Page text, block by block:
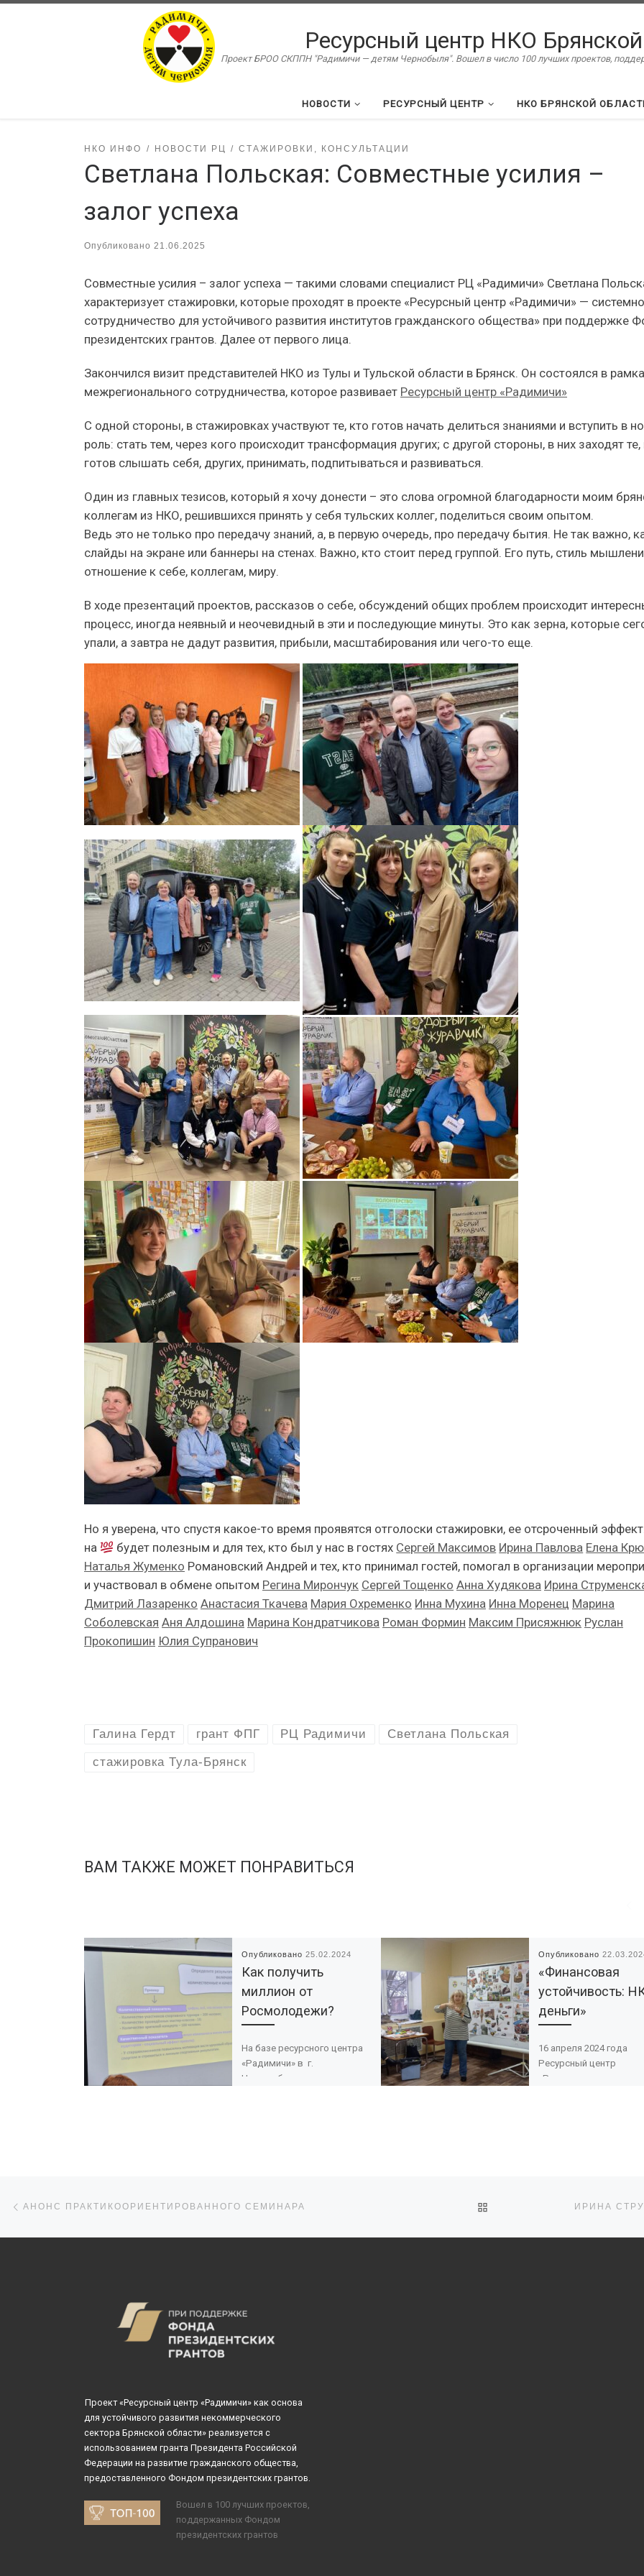
Ресурсный центр НКО
Проект БРОО СКППН "Радимичи — детям Чернобыля". Вошел в число 100 лучших проектов,
НОВОСТИ РЕСУРСНЫЙ ЦЕНТР НКО БРЯНСКОЙ
НКО ИНФО НОВОСТИ РЦ СТАЖИРОВКИ, КОНСУЛЬТАЦИИ
Светлана Польская: Совместные усилия –
залог успеха
Опубликовано 21.06.2025
Совместные усилия – залог успеха — такими словами специалист РЦ «Радимичи» Светлана
характеризует стажировки, которые проходят в проекте «Ресурсный центр «Радимичи» —
сотрудничество для устойчивого развития институтов гражданского общества» при поддержке
президентских грантов. Далее от первого лица.
Закончился визит представителей НКО из Тулы и Тульской области в Брянск. Он состоялся в
межрегионального сотрудничества, которое развивает Ресурсный центр «Радимичи»
С одной стороны, в стажировках участвуют те, кто готов начать делиться знаниями и вступить в
роль: стать тем, через кого происходит трансформация других; с другой стороны, в них заходят те,
готов слышать себя, других, принимать, подпитываться и развиваться.
Один из главных тезисов, который я хочу донести – это слова огромной благодарности моим
коллегам из НКО, решившихся принять у себя тульских коллег, поделиться своим опытом.
Ведь это не только про передачу знаний, а, в первую очередь, про передачу бытия. Не так важно,
слайды на экране или баннеры на стенах. Важно, кто стоит перед группой. Его путь, стиль
отношение к себе, коллегам, миру.
В ходе презентаций проектов, рассказов о себе, обсуждений общих проблем происходит
процесс, иногда неявный и неочевидный в эти и последующие минуты. Это как зерна, которые
упали, а завтра не дадут развития, прибыли, масштабирования или чего-то еще.
Но я уверена, что спустя какое-то время проявятся отголоски стажировки, ее отсроченный
на
будет полезным и для тех, кто был у нас в гостях Сергей Максимов Ирина Павлова Елена
Наталья Жуменко Романовский Андрей и тех, кто принимал гостей, помогал в организации
и участвовал в обмене опытом Регина Мирончук Сергей Тощенко Анна Худякова Ирина
Дмитрий Лазаренко Анастасия Ткачева Мария Охременко Инна Мухина Инна Моренец Марина
Соболевская Аня Алдошина Марина Кондратчикова Роман Формин Максим Присяжнюк Руслан
Прокопишин Юлия Супранович
Галина Гердт грант ФПГ РЦ Радимичи Светлана Польская
стажировка Тула-Брянск
ВАМ ТАКЖЕ МОЖЕТ ПОНРАВИТЬСЯ
Опубликовано25.02.2024
Как получить
миллион от
Росмолодежи?
На базе ресурсного центра
«Радимичи» в г.
Новозыбкове состоялись
Опубликовано
«Финансовая
устойчивость:
деньги»
16 апреля 2024 года
Ресурсный центр
«Радимичи» приглашает
Навигация по записям
АНОНС ПРАКТИКООРИЕНТИРОВАННОГО СЕМИНАРА ОБРАТНО К СПИСКУ
Проект «Ресурсный центр «Радимичи» как основа
для устойчивого развития некоммерческого
сектора Брянской области» реализуется с
использованием гранта Президента Российской
Федерации на развитие гражданского общества,
предоставленного Фондом президентских грантов.
Вошел в 100 лучших проектов,
поддержанных Фондом
президентских грантов